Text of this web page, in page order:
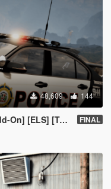
48,609 144
[Template] FINAL